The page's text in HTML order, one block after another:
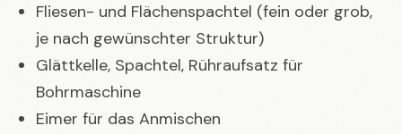
Fliesen- und Flächenspachtel (fein oder grob,
je nach gewünschter Struktur)
Glättkelle, Spachtel, Rühraufsatz für
Bohrmaschine
Eimer für das Anmischen